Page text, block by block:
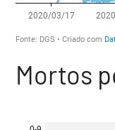
Mortos